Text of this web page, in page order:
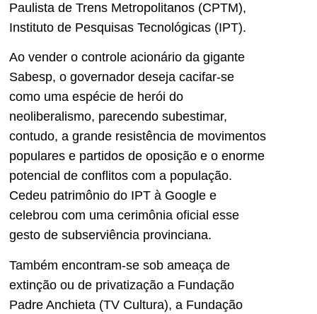
Paulista de Trens Metropolitanos (CPTM),
Instituto de Pesquisas Tecnológicas (IPT).
Ao vender o controle acionário da gigante
Sabesp, o governador deseja cacifar-se
como uma espécie de herói do
neoliberalismo, parecendo subestimar,
contudo, a grande resistência de movimentos
populares e partidos de oposição e o enorme
potencial de conflitos com a população.
Cedeu patrimônio do IPT à Google e
celebrou com uma cerimônia oficial esse
gesto de subserviência provinciana.
Também encontram-se sob ameaça de
extinção ou de privatização a Fundação
Padre Anchieta (TV Cultura), a Fundação